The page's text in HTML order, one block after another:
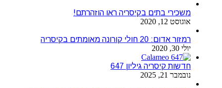
משכירי בתים בקיסריה ראו הוזהרתם!
אוגוסט 12, 2020
רמזור אדום: 20 חולי קורונה מאומתים בקיסריה
יולי 30, 2020
חדשות קיסריה גיליון 647
נובמבר 21, 2025